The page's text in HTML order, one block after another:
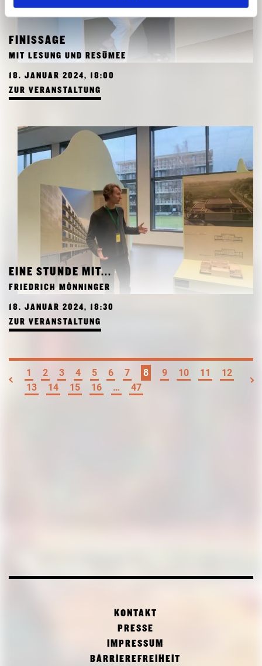
FINISSAGE
MIT LESUNG UND RESÜMEE
18. JANUAR 2024, 18:00
ZUR VERANSTALTUNG
EINE STUNDE MIT...
FRIEDRICH MÖNNINGER
18. JANUAR 2024, 18:30
ZUR VERANSTALTUNG
1 2 3 4 5 6 7 8 9 10 11
12
13
14 15 16 … 47
KONTAKT
PRESSE
IMPRESSUM
BARRIEREFREIHEIT